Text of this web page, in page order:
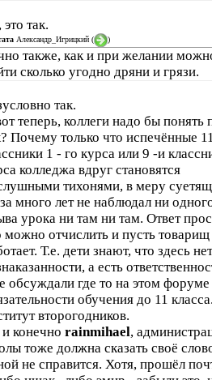
так.
Александр_Игрицкий ( )
также, как и при желании
сколько угодно дряни и грязи.
так.
теперь, коллеги надо бы понять
Почему только что испечённые
1 - го курса или 9 -и
колледжа вдруг становятся
тихонями, в меру
много лет не наблюдал ни
урока ни там ни там. Ответ
можно отчислить и пусть товарищ
Т.е. дети знают, что здесь нет
а есть
обсуждали где то на этом
обучения до 11
второгодников.
конечно rainmihael,
тоже должна сказать своё
не справится. Хотя, прошёл